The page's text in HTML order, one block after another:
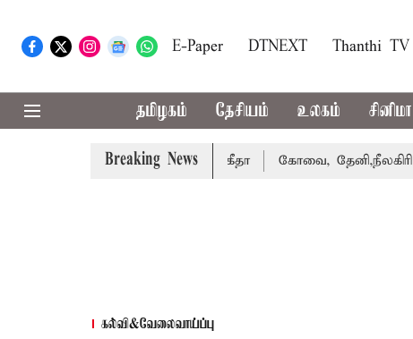
E-Paper DTNEXT Thanthi TV
தமிழகம் தேசியம் உலகம் சினிமா
Breaking News
வாபஸ் பெற்றார் சங்கீதா கோவை, தேனி,நீலகிரி ஆகிய
கல்வி&வேலைவாய்ப்பு